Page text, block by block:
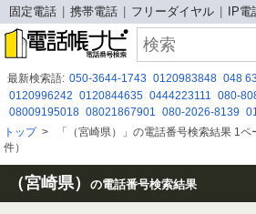
固定電話 携帯電話 フリーダイヤル IP電
最新検索語: 050-3644-1743 0120983848 048
0120996242 0120844635 0444223111 080-
08009195018 08021867901 080-2026-8139
0120-365-866 080 2643 0257 0120944238
0570030360
０３６７５８７６８０
トップ>
「（宮崎県）」の電話番号検索結果 1
件）
（宮崎県） の電話番号検索結果